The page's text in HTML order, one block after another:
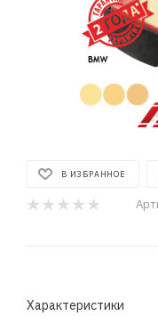
В ИЗБРАННОЕ
Характеристики